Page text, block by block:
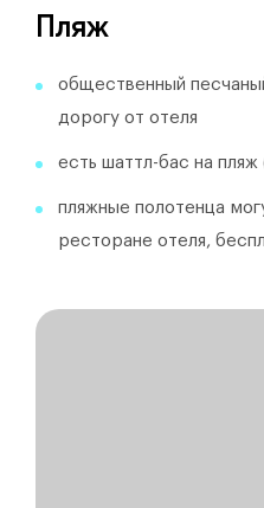
Пляж
общественный
дорогу от отеля
есть шаттл-бас на пляж
пляжные полотенца
ресторане отеля,